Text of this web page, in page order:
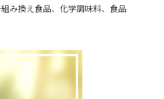
み換え食品、化学調味料、食品